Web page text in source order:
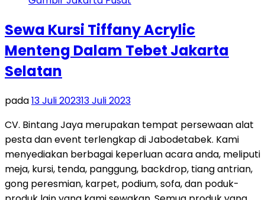
Sewa Kursi Tiffany Acrylic
Menteng Dalam Tebet Jakarta
Selatan
pada13 Juli 202313 Juli 2023
CV. Bintang Jaya merupakan tempat persewaan alat
pesta dan event terlengkap di Jabodetabek. Kami
menyediakan berbagai keperluan acara anda, meliputi
meja, kursi, tenda, panggung, backdrop, tiang antrian,
gong peresmian, karpet, podium, sofa, dan poduk-